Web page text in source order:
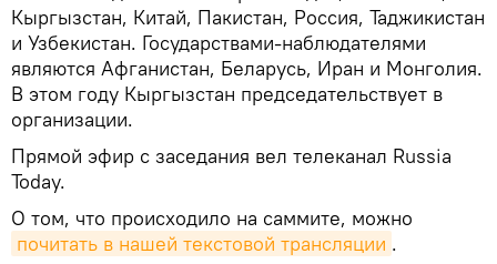
Кыргызстан, Китай, Пакистан, Россия, Таджикистан
и Узбекистан. Государствами-наблюдателями
являются Афганистан, Беларусь, Иран и Монголия.
В этом году Кыргызстан председательствует в
организации.
Прямой эфир с заседания вел телеканал Russia
Today.
О том, что происходило на саммите, можно
почитать в нашей текстовой трансляции .